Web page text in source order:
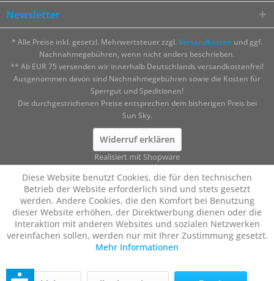
Newsletter
* Alle Preise inkl. gesetzl. Mehrwertsteuer zzgl. Versandkosten und ggf.
Nachnahmegebühren, wenn nicht anders beschrieben.
** Ab EUR 75 versenden wir innerhalb Deutschlands versandkostenfrei!
Ausgenommen davon sind Nachnahmegebühren sowie die Kosten für
Sperrgut und Speditionen!
Die durchgestrichenen Preise entsprechen dem bisherigen Preis bei
Sun Sky.
Widerruf erklären
Realisiert mit Shopware
Diese Website benutzt Cookies, die für den technischen
Betrieb der Website erforderlich sind und stets gesetzt
werden. Andere Cookies, die den Komfort bei Benutzung
dieser Website erhöhen, der Direktwerbung dienen oder die
Interaktion mit anderen Websites und sozialen Netzwerken
vereinfachen sollen, werden nur mit Ihrer Zustimmung gesetzt.
Mehr Informationen